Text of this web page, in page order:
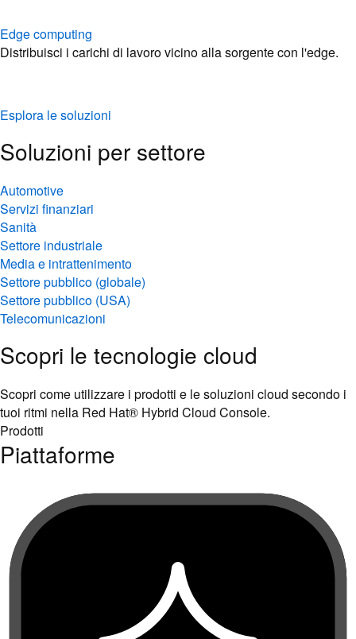
Edge computing
Distribuisci i carichi di lavoro vicino alla sorgente con l'edge.
Esplora le soluzioni
Soluzioni per settore
Automotive
Servizi finanziari
Sanità
Settore industriale
Media e intrattenimento
Settore pubblico (globale)
Settore pubblico (USA)
Telecomunicazioni
Scopri le tecnologie cloud
Scopri come utilizzare i prodotti e le soluzioni cloud secondo i
tuoi ritmi nella Red Hat® Hybrid Cloud Console.
Prodotti
Piattaforme